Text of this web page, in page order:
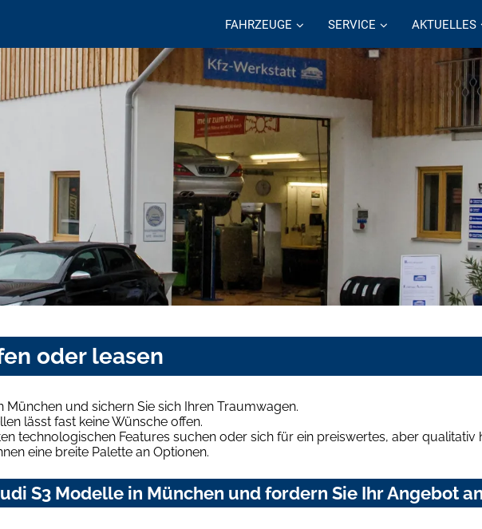
FAHRZEUGE SERVICE AKTUELLES
oder leasen
und sichern Sie sich Ihren Traumwagen.
lässt fast keine Wünsche offen.
technologischen Features suchen oder sich für ein preiswertes, aber qualitativ
eine breite Palette an Optionen.
S3 Modelle in München und fordern Sie Ihr Angebot an